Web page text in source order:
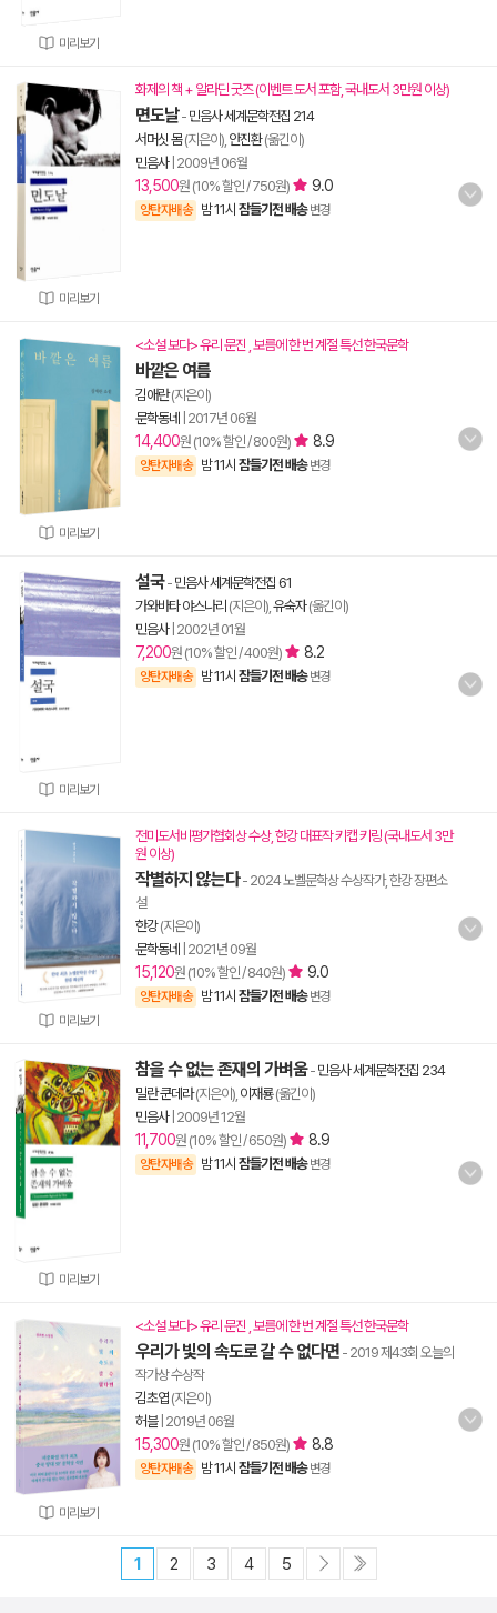
미리보기
미리보기
화제의 책 + 알라딘 굿즈 (이벤트 도서 포함, 국내도서 3만원 이상)
면도날- 민음사 세계문학전집 214
서머싯 몸(지은이), 안진환(옮긴이)
민음사| 2009년 06월
13,500원 (10% 할인 / 750원) 9.0
양탄자배송 밤 11시 잠들기전 배송 변경
미리보기
<소설 보다> 유리 문진 , 보름에 한 번 계절 특선 한국문학
바깥은 여름
김애란(지은이)
문학동네
2017년 06월
14,400원 (10% 할인 / 800원) 8.9
양탄자배송 밤 11시 잠들기전 배송 변경
미리보기
설국- 민음사 세계문학전집 61
가와바타 야스나리 (지은이), 유숙자(옮긴이)
민음사| 2002년 01월
7,200원 (10% 할인 / 400원) 8.2
양탄자배송 밤 11시 잠들기전 배송 변경
미리보기
전미도서비평가협회상 수상, 한강 대표작 키캡 키링 (국내도서 3만
원 이상)
작별하지 않는다- 2024 노벨문학상 수상작가, 한강 장편소
설
한강(지은이)
문학동네
2021년 09월
15,120원 (10% 할인 / 840원) 9.0
양탄자배송 밤 11시 잠들기전 배송 변경
미리보기
참을 수 없는 존재의 가벼움- 민음사 세계문학전집 234
밀란 쿤데라(지은이), 이재룡(옮긴이)
민음사| 2009년 12월
11,700원 (10% 할인 / 650원) 8.9
양탄자배송 밤 11시 잠들기전 배송 변경
미리보기
<소설 보다> 유리 문진 , 보름에 한 번 계절 특선 한국문학
우리가 빛의 속도로 갈 수 없다면 - 2019 제43회 오늘의
작가상 수상작
김초엽 (지은이)
허블| 2019년 06월
15,300원 (10% 할인 / 850원) 8.8
양탄자배송 밤 11시 잠들기전 배송 변경
1 2 3 4 5